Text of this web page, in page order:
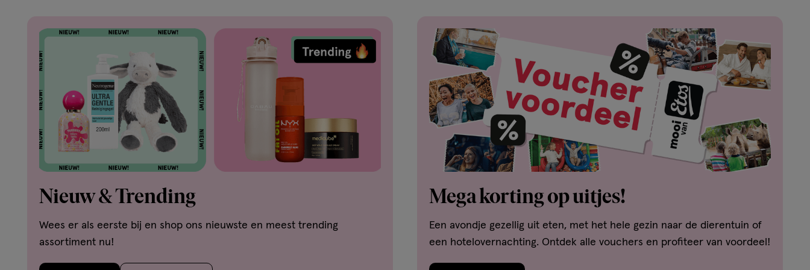
Nieuw & Trending
Wees er als eerste bij en shop ons nieuwste en meest trending
assortiment nu!
Mega korting op uitjes!
Een avondje gezellig uit eten, met het hele gezin naar de dierentuin of
een hotelovernachting. Ontdek alle vouchers en profiteer van voordeel!